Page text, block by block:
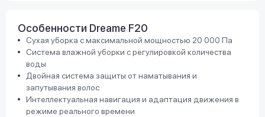
Особенности Dreame F20
Сухая уборка с максимальной мощностью 20 000 Па
Система влажной уборки с регулировкой количества
воды
Двойная система защиты от наматывания и
запутывания волос
Интеллектуальная навигация и адаптация движения в
режиме реального времени